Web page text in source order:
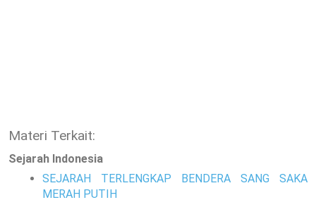
Materi Terkait:
Sejarah Indonesia
SEJARAH TERLENGKAP BENDERA SANG SAKA
MERAH PUTIH